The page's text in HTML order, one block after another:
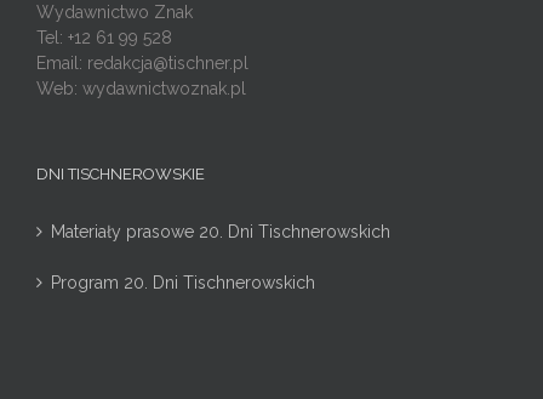
Wydawnictwo Znak
Tel: +12 61 99 528
Email: redakcja@tischner.pl
Web: wydawnictwoznak.pl
DNI TISCHNEROWSKIE
Materiały prasowe 20. Dni Tischnerowskich
Program 20. Dni Tischnerowskich